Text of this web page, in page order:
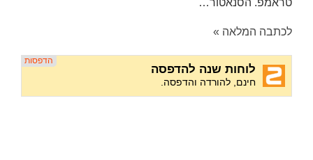
טראמפ. הסנאטור…
לכתבה המלאה »